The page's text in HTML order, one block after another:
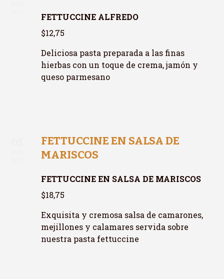
FETTUCCINE ALFREDO
$12,75
Deliciosa pasta preparada a las finas
hierbas con un toque de crema, jamón y
queso parmesano
FETTUCCINE EN SALSA DE
MARISCOS
FETTUCCINE EN SALSA DE MARISCOS
$18,75
Exquisita y cremosa salsa de camarones,
mejillones y calamares servida sobre
nuestra pasta fettuccine